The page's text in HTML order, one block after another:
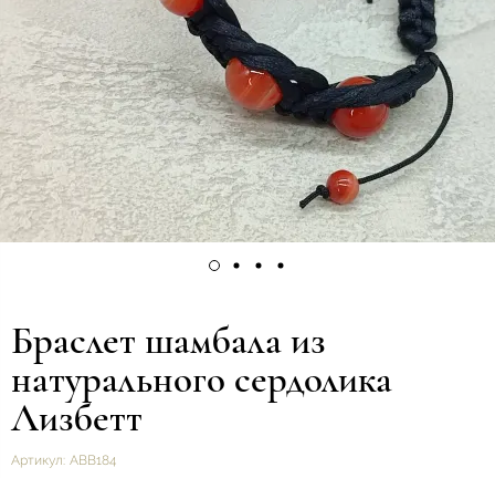
Браслет шамбала из
натурального сердолика
Лизбетт
Артикул: ABB184